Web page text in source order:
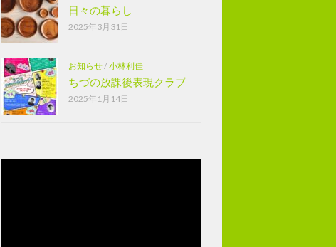
日々の暮らし
2025年3月31日
お知らせ/小林利佳
ちづの放課後表現クラブ
2025年1月14日